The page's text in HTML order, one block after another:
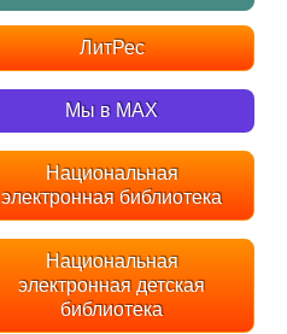
ЛитРес
Мы в MAX
Национальная
электронная библиотека
Национальная
электронная детская
библиотека